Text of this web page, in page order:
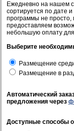
Ежедневно на нашем
сортируется по дате
программы не просто,
предоставляем
небольшую оплату
Выберите
Размещение
Размещение в
Автоматический
предложения через
Доступные способы